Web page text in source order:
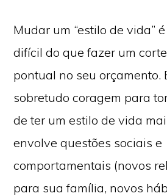
Mudar um “estilo de vida”
difícil do que fazer um
pontual no seu orçamento.
sobretudo coragem para
de ter um estilo de vida
envolve questões sociais e
comportamentais (novos
para sua família, novos